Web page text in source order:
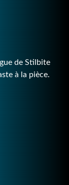
de Stilbite
à la pièce.